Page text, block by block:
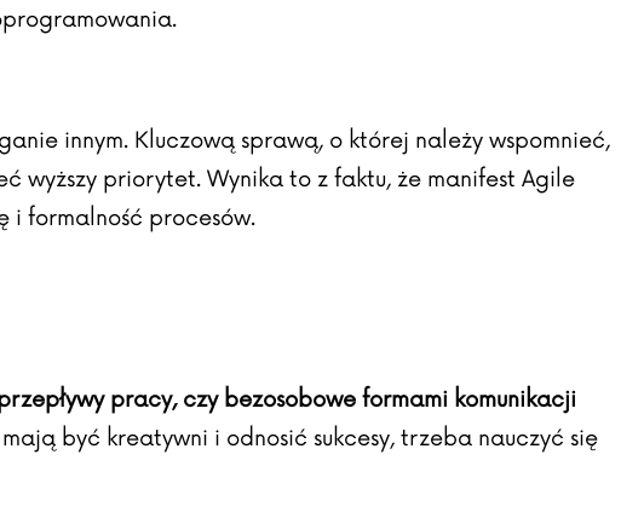
innym. Kluczową sprawą, o której należy wspomnieć,
wyższy priorytet. Wynika to z faktu, że manifest Agile
i formalność procesów.
pracy, czy bezosobowe formami komunikacji
być kreatywni i odnosić sukcesy, trzeba nauczyć się